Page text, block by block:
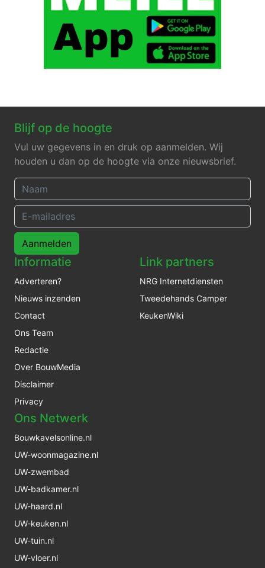
Blijf op de hoogte
Vul uw gegevens in en druk op aanmelden. Wij
houden u dan op de hoogte via onze nieuwsbrief.
Aanmelden
Informatie
Adverteren?
Nieuws inzenden
Contact
Ons Team
Redactie
Over BouwMedia
Disclaimer
Privacy
Link partners
NRG Internetdiensten
Tweedehands Camper
KeukenWiki
Ons Netwerk
Bouwkavelsonline.nl
UW-woonmagazine.nl
UW-zwembad
UW-badkamer.nl
UW-haard.nl
UW-keuken.nl
UW-tuin.nl
UW-vloer.nl